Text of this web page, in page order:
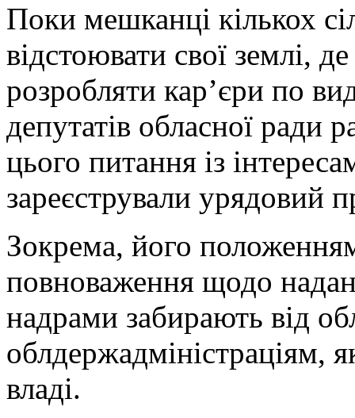
Поки мешканці кількох
відстоювати свої землі,
розробляти кар’єри по
депутатів обласної ради
цього питання із
зареєстрували урядовий
Зокрема, його
повноваження щодо
надрами забирають від
облдержадміністраціям,
владі.